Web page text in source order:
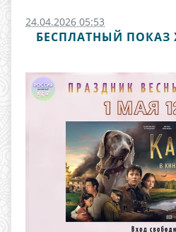
24.04.2026 05:53
БЕСПЛАТНЫЙ ПОКАЗ